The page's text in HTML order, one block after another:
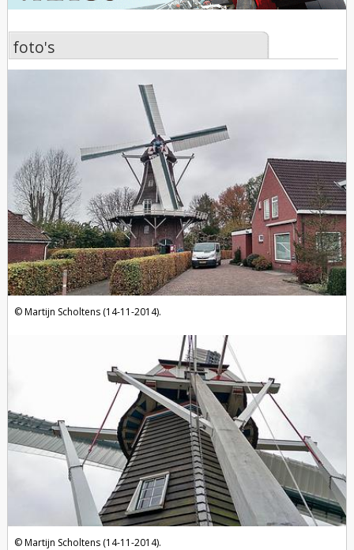
foto's
Martijn Scholtens (14-11-2014).
Martijn Scholtens (14-11-2014).